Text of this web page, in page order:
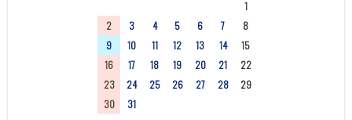
1
2
3 4 5 6 7
8
9
10 11 12 13 14
15
16
17 18 19 20 21
22
23
24 25 26 27 28
29
30
31